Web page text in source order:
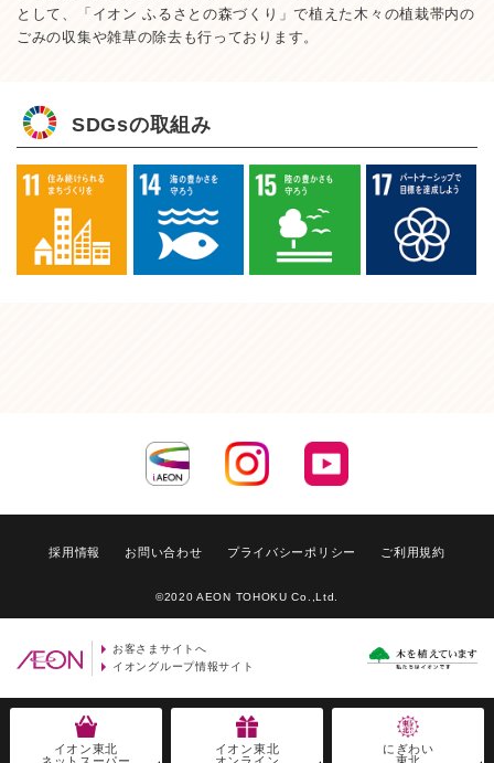
として、「イオン ふるさとの森づくり」で植えた木々の植栽帯内の
ごみの収集や雑草の除去も行っております。
SDGsの取組み
イオン東北
ネットスーパー
イオン東北
オンライン
にぎわい
東北
採用情報 お問い合わせ プライバシーポリシー ご利用規約
©2020 AEON TOHOKU Co.,Ltd.
お客さまサイトへ
イオングループ情報サイト